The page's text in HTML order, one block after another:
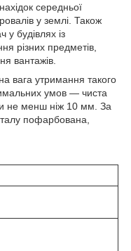
середньої
у землі. Також
у будівлях із
різних предметів,
вантажів.
вага утримання такого
умов — чиста
не менш ніж 10 мм. За
пофарбована,